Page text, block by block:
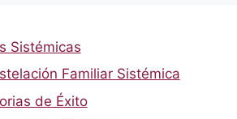
Sistémicas
Familiar Sistémica
de Éxito